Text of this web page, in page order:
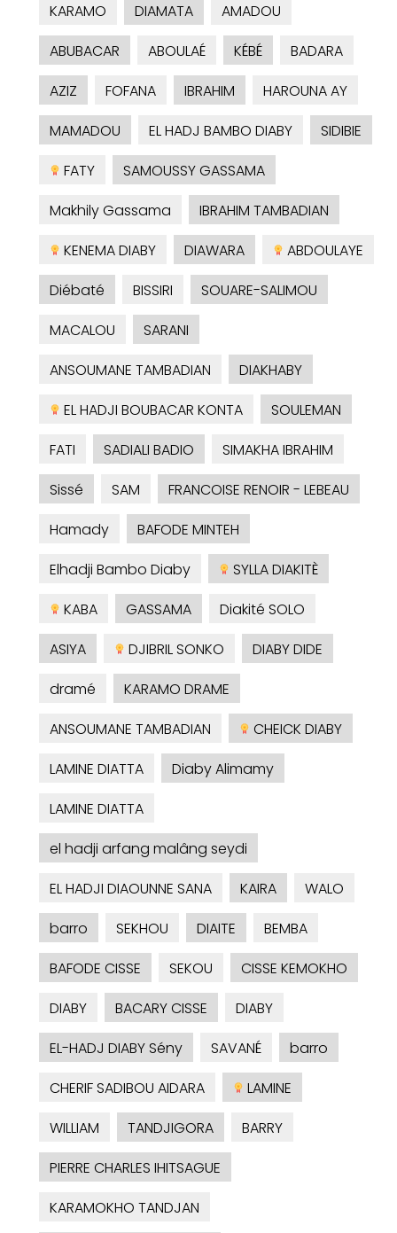
KARAMO
DIAMATA
AMADOU
ABUBACAR
ABOULAÉ KÉBÉ
BADARA
AZIZ
FOFANA IBRAHIM
HAROUNA AY
MAMADOU
EL HADJ BAMBO DIABY
SIDIBIE
FATY
SAMOUSSY GASSAMA
Makhily Gassama
IBRAHIM TAMBADIAN
KENEMA DIABY
DIAWARA
ABDOULAYE
Diébaté
BISSIRI
SOUARE-SALIMOU
MACALOU
SARANI
ANSOUMANE TAMBADIAN
DIAKHABY
EL HADJI BOUBACAR KONTA
SOULEMAN
FATI
SADIALI BADIO
SIMAKHA IBRAHIM
Sissé
SAM
FRANCOISE RENOIR - LEBEAU
Hamady
BAFODE MINTEH
Elhadji Bambo Diaby
SYLLA DIAKITÈ
KABA
GASSAMA
Diakité SOLO
ASIYA
DJIBRIL SONKO
DIABY DIDE
dramé
KARAMO DRAME
ANSOUMANE TAMBADIAN
CHEICK DIABY
LAMINE DIATTA
Diaby Alimamy
LAMINE DIATTA
el hadji arfang malâng seydi
EL HADJI DIAOUNNE SANA
KAIRA
WALO
barro
SEKHOU DIAITE
BEMBA
BAFODE CISSE
SEKOU
CISSE KEMOKHO
DIABY
BACARY CISSE
DIABY
EL-HADJ DIABY Sény
SAVANÉ
barro
CHERIF SADIBOU AIDARA
LAMINE
WILLIAM
TANDJIGORA
BARRY
PIERRE CHARLES IHITSAGUE
KARAMOKHO TANDJAN